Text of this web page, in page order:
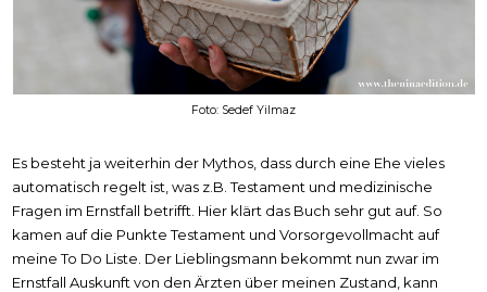
Foto: Sedef Yilmaz
Es besteht ja weiterhin der Mythos, dass durch eine Ehe vieles
automatisch regelt ist, was z.B. Testament und medizinische
Fragen im Ernstfall betrifft. Hier klärt das Buch sehr gut auf. So
kamen auf die Punkte Testament und Vorsorgevollmacht auf
meine To Do Liste. Der Lieblingsmann bekommt nun zwar im
Ernstfall Auskunft von den Ärzten über meinen Zustand, kann